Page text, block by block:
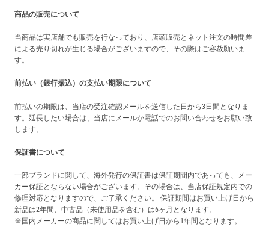
商品の販売について
当商品は実店舗でも販売を行なっており、店頭販売とネット注文の時間差
による売り切れが生じる場合がございますので、その際はご容赦願いま
す。
前払い（銀行振込）の支払い期限について
前払いの期限は、当店の受注確認メールを送信した日から3日間となりま
す。延長したい場合は、当店にメールか電話でのお問い合わせをお願い致
します。
保証書について
一部ブランドに関して、海外発行の保証書は保証期間内であっても、メー
カー保証とならない場合がございます。その場合は、当店保証規定内での
修理対応となりますので、ご了承ください。 保証期間はお買い上げ日から
新品は2年間、中古品（未使用品を含む）は6ヶ月となります。
※国内メーカーの商品に関してはお買い上げ日から1年間となります。